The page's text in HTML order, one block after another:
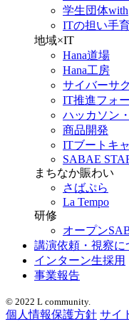
学生団体with
ITの担い手
地域×IT
Hana道場
Hana工房
サイバーサ
IT推進フォ
ハッカソン
商品開発
ITブートキ
SABAE
まちなか賑わい
さばぷら
La Tempo
研修
オープン
講演依頼・視察に
インターン生採用
事業報告
© 2022 L community.
個人情報保護方針 サイ